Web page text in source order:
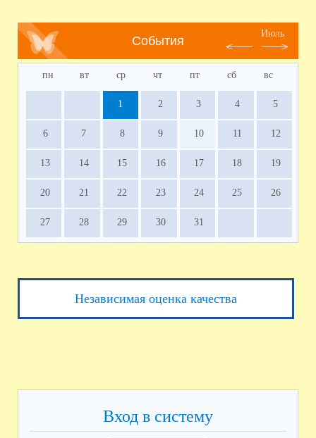
События
Июль
пн вт ср чт пт сб вс
1 2 3 4 5
6 7 8 9 10 11 12
13 14 15 16 17 18 19
20 21 22 23 24 25 26
27 28 29 30 31
Независимая оценка качества
Вход в систему